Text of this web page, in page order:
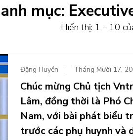
mục:
Hiển thị: 1 - 10
Đặng Huyền Tháng Mười 17,
Chúc mừng Chủ tịch
Lâm, đồng thời là Phó
Nam, với bài phát biểu
trước các phụ huynh và